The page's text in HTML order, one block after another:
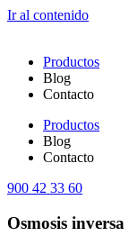
Ir al contenido
Productos
Blog
Contacto
Productos
Blog
Contacto
900 42 33 60
Osmosis